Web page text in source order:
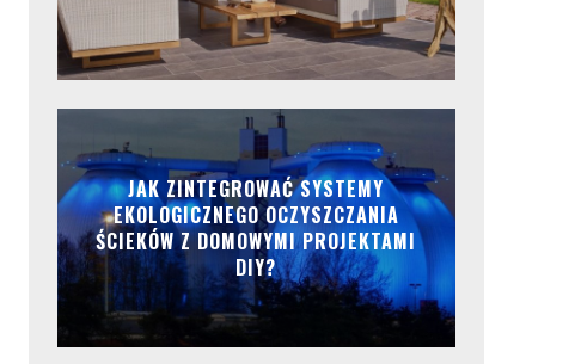
JAK ZINTEGROWAĆ SYSTEMY
EKOLOGICZNEGO OCZYSZCZANIA
ŚCIEKÓW Z DOMOWYMI PROJEKTAMI
DIY?